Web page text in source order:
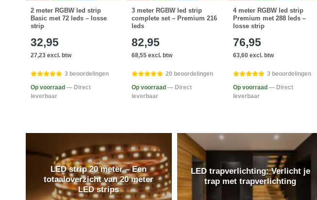
2 meter RGBW led strip
Basic met 72 leds – losse
strip
32,95
27,23 excl. btw
3 beoordelingen
Op voorraad — Direct
leverbaar
3 meter RGBW led strip
complete set – Premium 216
leds
82,95
68,55 excl. btw
20 beoordelingen
Op voorraad — Direct
leverbaar
4 meter RGBW led strip
Premium met 288 leds –
losse strip
76,95
63,60 excl. btw
3 beoordelingen
Op voorraad — Direct
leverbaar
LED strip 20 meter – Een
totaaloverzicht van 20 meter
LED strips
LED trapverlichting: Verlicht je
trap met trapverlichting